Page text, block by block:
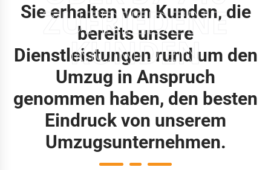
ZUFRIEDENE
KUNDEN
Sie erhalten von Kunden, die
bereits unsere
Dienstleistungen rund um den
Umzug in Anspruch
genommen haben, den besten
Eindruck von unserem
Umzugsunternehmen.